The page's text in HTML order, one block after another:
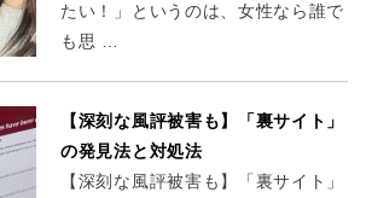
たい！」というのは、女性なら誰で
も思 …
【深刻な風評被害も】「裏サイト」
の発見法と対処法
【深刻な風評被害も】「裏サイト」